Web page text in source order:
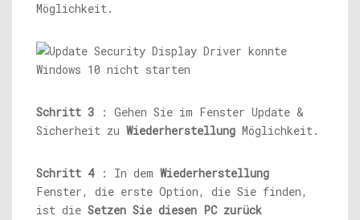
Möglichkeit.
Schritt 3 : Gehen Sie im Fenster Update &
Sicherheit zu Wiederherstellung Möglichkeit.
Schritt 4: In dem Wiederherstellung
Fenster, die erste Option, die Sie finden,
ist die Setzen Sie diesen PC zurück